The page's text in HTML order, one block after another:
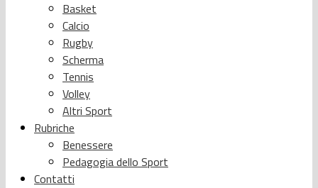
Basket
Calcio
Rugby
Scherma
Tennis
Volley
Altri Sport
Rubriche
Benessere
Pedagogia dello Sport
Contatti